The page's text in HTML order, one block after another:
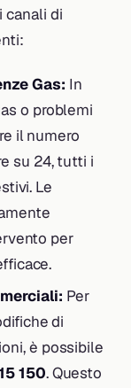
canali di
Gas: In
o problemi
il numero
su 24, tutti i
Le
per
Per
di
è possibile
150. Questo